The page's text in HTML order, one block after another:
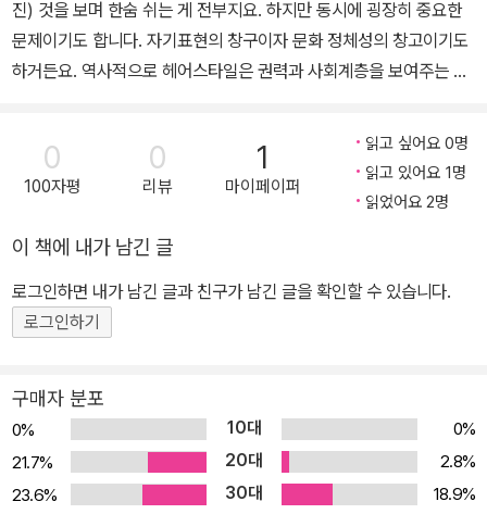
진) 것을 보며 한숨 쉬는 게 전부지요. 하지만 동시에 굉장히 중요한
문제이기도 합니다. 자기표현의 창구이자 문화 정체성의 창고이기도
하거든요. 역사적으로 헤어스타일은 권력과 사회계층을 보여주는 상
풀어보려 합니다. 토론토에서 캐나다 신민주당의 대표를 만나 모발의
강력한 사회 의미에 대하여 이야기 나누었습니다. 코펜하겐의 여성
스의 헤어스타일 변천사도 살펴봅니다. 머리카락이 잘못된 장소, 특
히 음식과 과학수사에 있어서 엉뚱한 곳에서 발견되면 무슨 일이 벌
어지는지도 다루었습니다. 힐러리 클린턴은 이렇게 농담했었죠. “신
문 1면을 장식하고 싶다면 나는 헤어스타일을 바꿀 것이다.” 그만큼
는 척도가 되어준답니다. 감성을 자극하는 큼지막한 사진, 넉넉한 여
백, 간결하고 세련된 서체, 소소한 일상의 에피소드…. 킨포크는 화려
한 의상을 입은 모델 사진과 빽빽한 광고로 가득한 기존의 잡지와는
무언가 다르다. 그들은 명품의 가치를 홍보하기보다는 삶의 소박한
0
100자평
0
리뷰
1
마이페이퍼
읽고 싶어요 0명
읽고 있어요 1명
읽었어요 2명
이 책에 내가 남긴 글
로그인하면 내가 남긴 글과 친구가 남긴 글을 확인할 수 있습니다.
로그인하기
구매자 분포
0% 10대
0%
21.7%
20대
2.8%
23.6%
30대
18.9%